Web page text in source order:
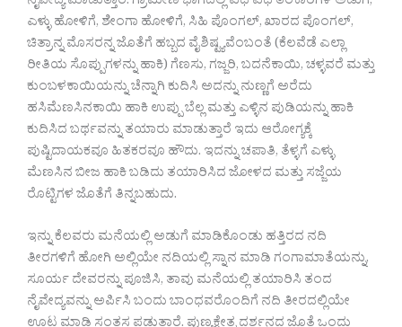
ಎಳ್ಳು ಹೋಳಿಗೆ, ಶೇಂಗಾ ಹೋಳಿಗೆ, ಸಿಹಿ ಪೊಂಗಲ್, ಖಾರದ ಪೊಂಗಲ್,
ಚಿತ್ರಾನ್ನ ಮೊಸರನ್ನ ಜೊತೆಗೆ ಹಬ್ಬದ ವೈಶಿಷ್ಟ್ಯವೆಂಬಂತೆ (ಕೆಲವೆಡೆ ಎಲ್ಲಾ
ರೀತಿಯ ಸೊಪ್ಪುಗಳನ್ನು ಹಾಕಿ) ಗೆಣಸು, ಗಜ್ಜರಿ, ಬದನೆಕಾಯಿ, ಚಳ್ಳವರೆ ಮತ್ತು
ಕುಂಬಳಕಾಯಿಯನ್ನು ಚೆನ್ನಾಗಿ ಕುದಿಸಿ ಅದನ್ನು ನುಣ್ಣಗೆ ಅರೆದು
ಹಸಿಮೆಣಸಿನಕಾಯಿ ಹಾಕಿ ಉಪ್ಪು ಬೆಲ್ಲ ಮತ್ತು ಎಳ್ಳಿನ ಪುಡಿಯನ್ನು ಹಾಕಿ
ಕುದಿಸಿದ ಬರ್ಥವನ್ನು ತಯಾರು ಮಾಡುತ್ತಾರೆ ಇದು ಆರೋಗ್ಯಕ್ಕೆ
ಪುಷ್ಟಿದಾಯಕವೂ ಹಿತಕರವೂ ಹೌದು. ಇದನ್ನು ಚಪಾತಿ, ತೆಳ್ಳಗೆ ಎಳ್ಳು
ಮೆಣಸಿನ ಬೀಜ ಹಾಕಿ ಬಡಿದು ತಯಾರಿಸಿದ ಜೋಳದ ಮತ್ತು ಸಜ್ಜೆಯ
ರೊಟ್ಟಿಗಳ ಜೊತೆಗೆ ತಿನ್ನಬಹುದು.
ಇನ್ನು ಕೆಲವರು ಮನೆಯಲ್ಲಿ ಅಡುಗೆ ಮಾಡಿಕೊಂಡು ಹತ್ತಿರದ ನದಿ
ತೀರಗಳಿಗೆ ಹೋಗಿ ಅಲ್ಲಿಯೇ ನದಿಯಲ್ಲಿ ಸ್ನಾನ ಮಾಡಿ ಗಂಗಾಮಾತೆಯನ್ನು,
ಸೂರ್ಯ ದೇವರನ್ನು ಪೂಜಿಸಿ, ತಾವು ಮನೆಯಲ್ಲಿ ತಯಾರಿಸಿ ತಂದ
ನೈವೇದ್ಯವನ್ನು ಅರ್ಪಿಸಿ ಬಂದು ಬಾಂಧವರೊಂದಿಗೆ ನದಿ ತೀರದಲ್ಲಿಯೇ